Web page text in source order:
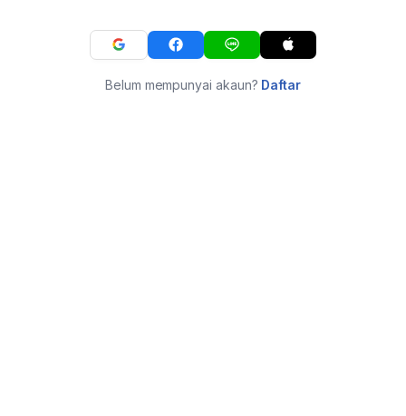
Belum mempunyai akaun? Daftar